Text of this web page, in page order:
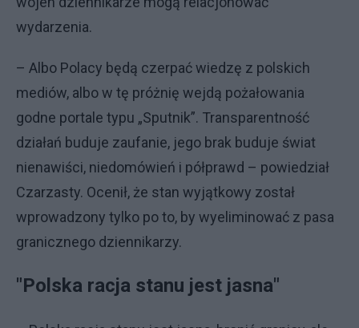
wydarzenia.
– Albo Polacy będą czerpać wiedzę z polskich
mediów, albo w tę próżnię wejdą pożałowania
godne portale typu „Sputnik”. Transparentność
działań buduje zaufanie, jego brak buduje świat
nienawiści, niedomówień i półprawd – powiedział
Czarzasty. Ocenił, że stan wyjątkowy został
wprowadzony tylko po to, by wyeliminować z pasa
granicznego dziennikarzy.
"Polska racja stanu jest jasna"